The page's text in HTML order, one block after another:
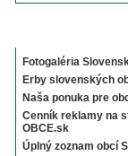
Fotogaléria
Erby slovenských
Naša ponuka pre
Cenník reklamy na
OBCE.sk
Úplný zoznam obcí